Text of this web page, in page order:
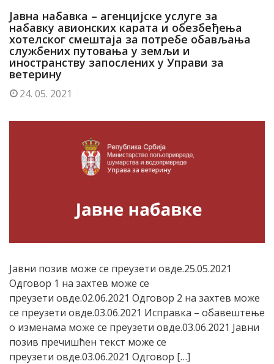
Јавна набавка – агенцијске услуге за
набавку авионских карата и обезбеђења
хотелског смештаја за потребе обављања
службених путовања у земљи и
иностранству запослених у Управи за
ветерину
24. 05. 2021
Јавни позив може се преузети овде.25.05.2021
Одговор 1 на захтев може се
преузети овде.02.06.2021 Одговор 2 на захтев може
се преузети овде.03.06.2021 Исправка – обавештење
о изменама може се преузети овде.03.06.2021 Јавни
позив пречишћен текст може се
преузети овде.03.06.2021 Одговор […]